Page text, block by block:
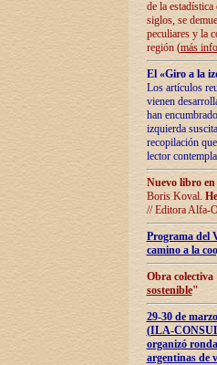
de la
siglos, se
peculiares y la
región (más
El «Giro a la
Los artículos
vienen
han
izquierda
recopilación
lector
Nuevo libro
Boris Koval.
// Editora Alfa-
Programa del
camino a la
Obra
sostenible"
29-30 de
(ILA-
organizó
argentinas de